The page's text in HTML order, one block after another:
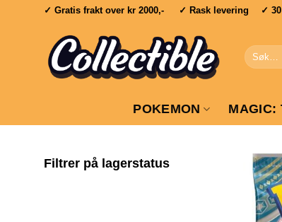
✓ Gratis frakt over kr 2000,- ✓ Rask levering ✓ 30
Søk
etter:
POKEMON MAGIC:
Filtrer på lagerstatus